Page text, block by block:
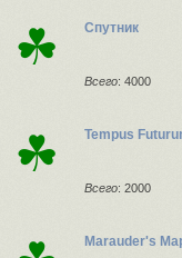
☘ Спутник
Всего: 4000
☘ Tempus
Всего: 2000
Marauder's